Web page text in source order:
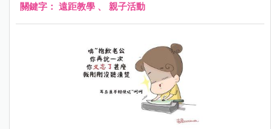
關鍵字： 遠距教學 、 親子活動